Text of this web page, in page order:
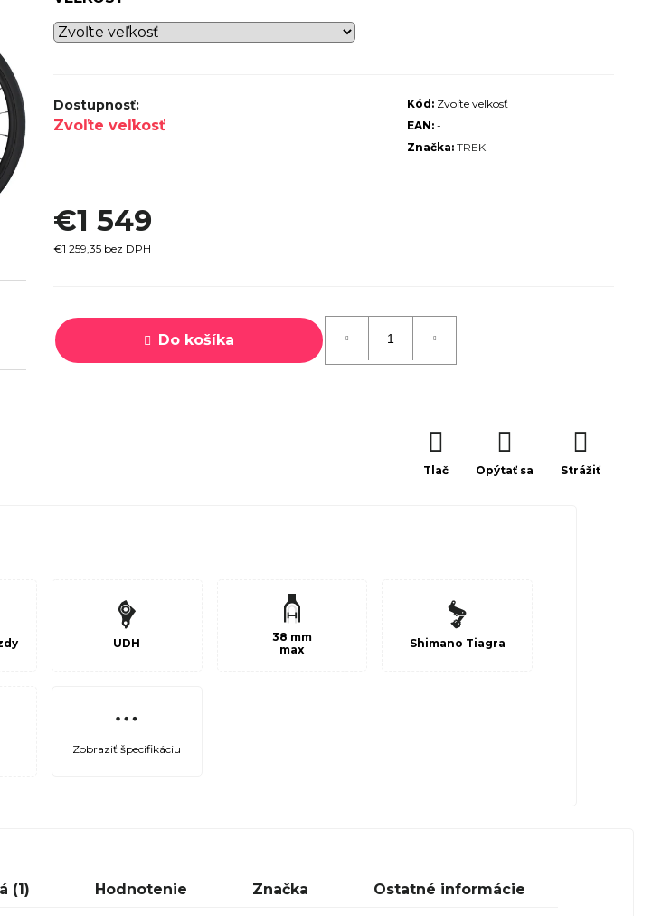
Zvoľte veľkosť
Kód: Zvoľte veľkosť
Značka: TREK
EAN: -
€1 549
€1 259,35 bez DPH
cena:
Do košíka
Tlač Opýtať sa Strážiť
UDH
38 mm
max
Shimano Tiagra
Zobraziť špecifikáciu
(1) Hodnotenie Značka Ostatné informácie
3 LAVA
SPECIALIZED SIRRUS X 3.0 GLOSS
CYPRESS / COOL GREY REFLECTIVE